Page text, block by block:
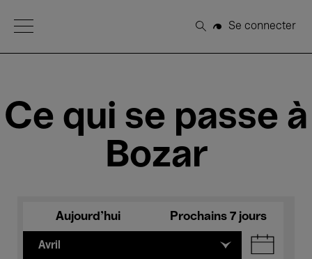
Open Menu
Rechercher
Se connecter
Ce qui se passe à
Bozar
Aujourd'hui Prochains 7 jours
Avril